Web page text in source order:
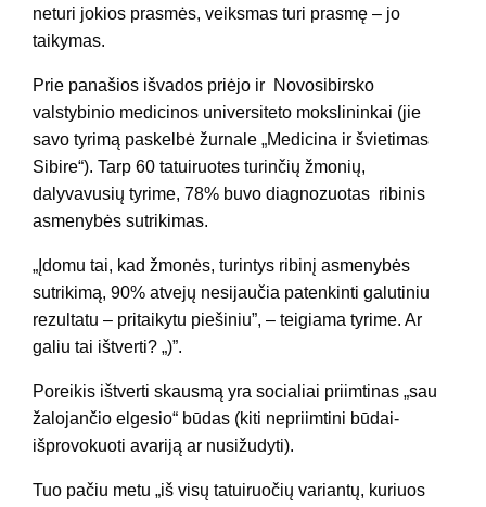
neturi jokios prasmės, veiksmas turi prasmę – jo
taikymas.
Prie panašios išvados priėjo ir Novosibirsko
valstybinio medicinos universiteto mokslininkai (jie
savo tyrimą paskelbė žurnale „Medicina ir švietimas
Sibire“). Tarp 60 tatuiruotes turinčių žmonių,
dalyvavusių tyrime, 78% buvo diagnozuotas ribinis
asmenybės sutrikimas.
„Įdomu tai, kad žmonės, turintys ribinį asmenybės
sutrikimą, 90% atvejų nesijaučia patenkinti galutiniu
rezultatu – pritaikytu piešiniu”, – teigiama tyrime. Ar
galiu tai ištverti? „)”.
Poreikis ištverti skausmą yra socialiai priimtinas „sau
žalojančio elgesio“ būdas (kiti nepriimtini būdai-
išprovokuoti avariją ar nusižudyti).
Tuo pačiu metu „iš visų tatuiruočių variantų, kuriuos